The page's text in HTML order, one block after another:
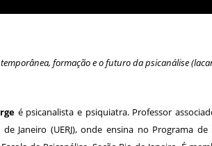
formação e o futuro da psicanálise
é psicanalista e psiquiatra. Professor
Janeiro (UERJ), onde ensina no Programa de